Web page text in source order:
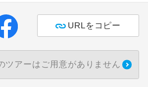
URLをコピー
ツアーはご用意がありません
す。